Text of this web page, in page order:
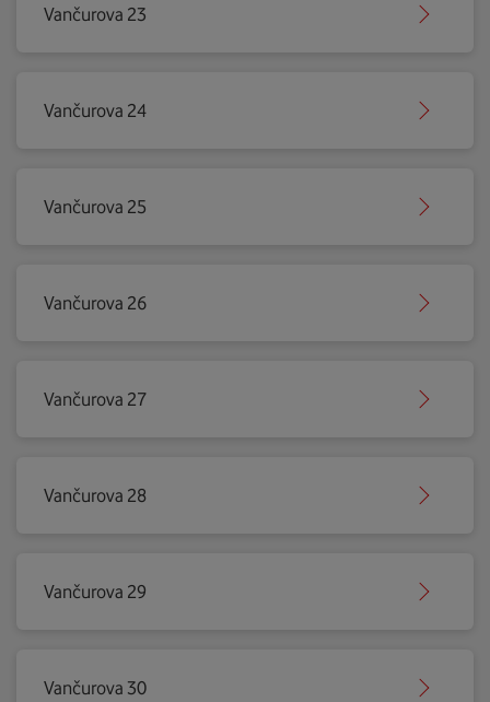
Vančurova 23
Vančurova 24
Vančurova 25
Vančurova 26
Vančurova 27
Vančurova 28
Vančurova 29
Vančurova 30